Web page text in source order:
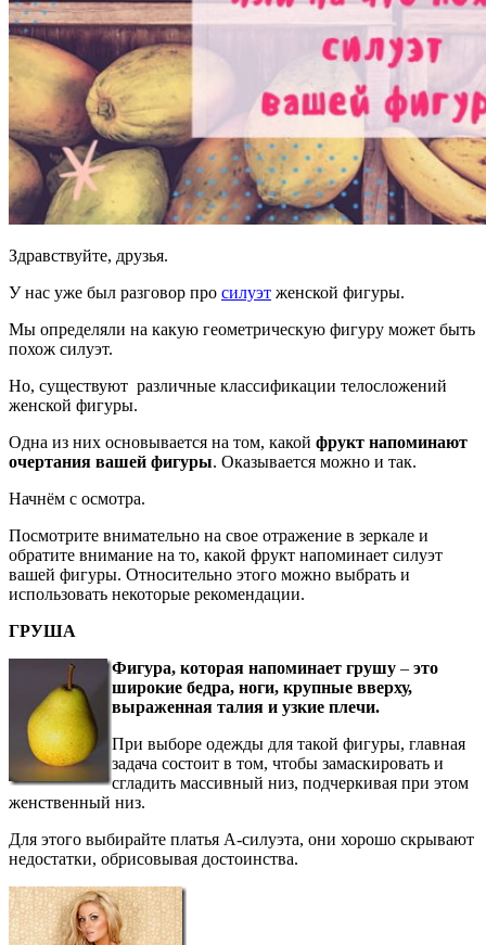
Здравствуйте, друзья.
У нас уже был разговор про силуэт женской фигуры.
Мы определяли на какую геометрическую фигуру может быть
похож силуэт.
Но, существуют различные классификации телосложений
женской фигуры.
Одна из них основывается на том, какой фрукт напоминают
очертания вашей фигуры. Оказывается можно и так.
Начнём с осмотра.
Посмотрите внимательно на свое отражение в зеркале и
обратите внимание на то, какой фрукт напоминает силуэт
вашей фигуры. Относительно этого можно выбрать и
использовать некоторые рекомендации.
ГРУША
Фигура, которая напоминает грушу – это
широкие бедра, ноги, крупные вверху,
выраженная талия и узкие плечи.
При выборе одежды для такой фигуры, главная
задача состоит в том, чтобы замаскировать и
сгладить массивный низ, подчеркивая при этом
женственный низ.
Для этого выбирайте платья А-силуэта, они хорошо скрывают
недостатки, обрисовывая достоинства.